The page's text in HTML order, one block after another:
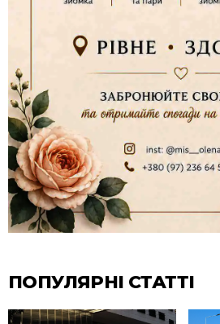
ПОПУЛЯРНІ СТАТТІ